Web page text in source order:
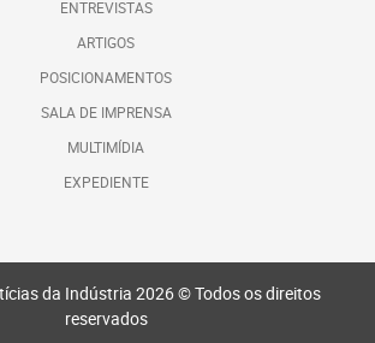
ENTREVISTAS
ARTIGOS
POSICIONAMENTOS
SALA DE IMPRENSA
MULTIMÍDIA
EXPEDIENTE
da Indústria 2026 © Todos os direitos
reservados